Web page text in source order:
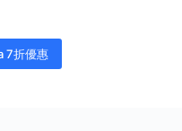
7折優惠